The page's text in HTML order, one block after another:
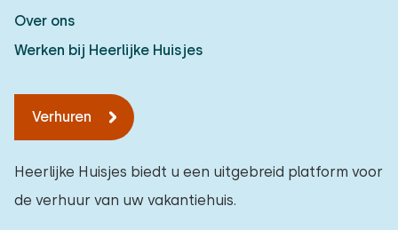
Over ons
Werken bij Heerlijke Huisjes
Verhuren
Heerlijke Huisjes biedt u een uitgebreid platform voor
de verhuur van uw vakantiehuis.